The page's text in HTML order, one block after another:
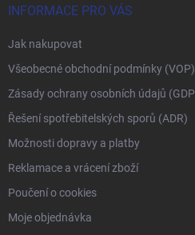
INFORMACE PRO VÁS
Jak nakupovat
Všeobecné obchodní podmínky (VOP)
Zásady ochrany osobních údajů
Řešení spotřebitelských sporů (ADR)
Možnosti dopravy a platby
Reklamace a vrácení zboží
Poučení o cookies
Moje objednávka